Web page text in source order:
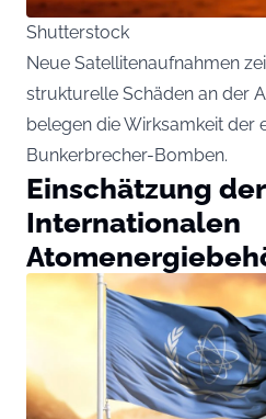
Shutterstock
Neue Satellitenaufnahmen
strukturelle Schäden an der
belegen die Wirksamkeit der
Bunkerbrecher-Bomben.
Einschätzung der
Internationalen